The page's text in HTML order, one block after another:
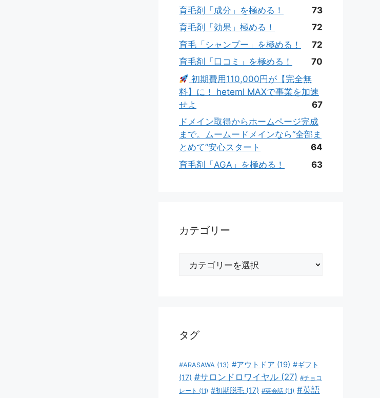
育毛剤「成分」を極める！
73
育毛剤「効果」極める！
72
育毛「シャンプー」を極める！
72
育毛剤「口コミ」を極める！
70
初期費用110,000円が【完全無
料】に！ heteml MAXで事業を加速
せよ
67
ドメイン取得からホームページ完成
まで。ムームードメインなら“全部ま
とめて”安心スタート
64
育毛剤「AGA」を極める！
63
カテゴリー
タグ
#ARASAWA (13) #アウトドア (19) #ギフト
(17) #サロンドロワイヤル (27) #チョコ
レート (11) #初期脱毛 (17) #英会話 (11) #英語